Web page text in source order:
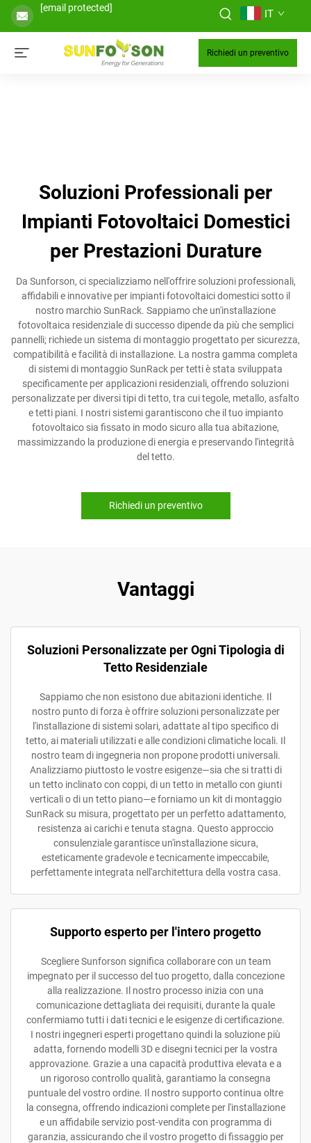
[email protected] IT
Richiedi un preventivo
Soluzioni Professionali per
Impianti Fotovoltaici Domestici
per Prestazioni Durature
Da Sunforson, ci specializziamo nell'offrire soluzioni professionali,
affidabili e innovative per impianti fotovoltaici domestici sotto il
nostro marchio SunRack. Sappiamo che un'installazione
fotovoltaica residenziale di successo dipende da più che semplici
pannelli; richiede un sistema di montaggio progettato per sicurezza,
compatibilità e facilità di installazione. La nostra gamma completa
di sistemi di montaggio SunRack per tetti è stata sviluppata
specificamente per applicazioni residenziali, offrendo soluzioni
personalizzate per diversi tipi di tetto, tra cui tegole, metallo, asfalto
e tetti piani. I nostri sistemi garantiscono che il tuo impianto
fotovoltaico sia fissato in modo sicuro alla tua abitazione,
massimizzando la produzione di energia e preservando l'integrità
del tetto.
Richiedi un preventivo
Vantaggi
Soluzioni Personalizzate per Ogni Tipologia di
Tetto Residenziale
Sappiamo che non esistono due abitazioni identiche. Il
nostro punto di forza è offrire soluzioni personalizzate per
l'installazione di sistemi solari, adattate al tipo specifico di
tetto, ai materiali utilizzati e alle condizioni climatiche locali. Il
nostro team di ingegneria non propone prodotti universali.
Analizziamo piuttosto le vostre esigenze—sia che si tratti di
un tetto inclinato con coppi, di un tetto in metallo con giunti
verticali o di un tetto piano—e forniamo un kit di montaggio
SunRack su misura, progettato per un perfetto adattamento,
resistenza ai carichi e tenuta stagna. Questo approccio
consulenziale garantisce un'installazione sicura,
esteticamente gradevole e tecnicamente impeccabile,
perfettamente integrata nell'architettura della vostra casa.
Supporto esperto per l'intero progetto
Scegliere Sunforson significa collaborare con un team
impegnato per il successo del tuo progetto, dalla concezione
alla realizzazione. Il nostro processo inizia con una
comunicazione dettagliata dei requisiti, durante la quale
confermiamo tutti i dati tecnici e le esigenze di certificazione.
I nostri ingegneri esperti progettano quindi la soluzione più
adatta, fornendo modelli 3D e disegni tecnici per la vostra
approvazione. Grazie a una capacità produttiva elevata e a
un rigoroso controllo qualità, garantiamo la consegna
puntuale del vostro ordine. Il nostro supporto continua oltre
la consegna, offrendo indicazioni complete per l'installazione
e un affidabile servizio post-vendita con programma di
garanzia, assicurando che il vostro progetto di fissaggio per